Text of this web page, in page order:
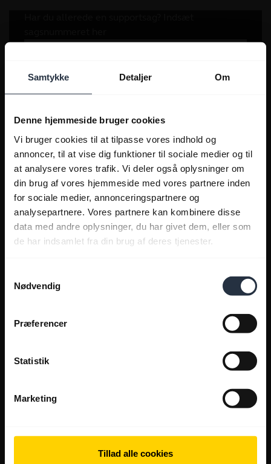
Samtykke Detaljer Om
Denne hjemmeside bruger cookies
Vi bruger cookies til at tilpasse vores indhold og
annoncer, til at vise dig funktioner til sociale medier og til
at analysere vores trafik. Vi deler også oplysninger om
din brug af vores hjemmeside med vores partnere inden
for sociale medier, annonceringspartnere og
analysepartnere. Vores partnere kan kombinere disse
data med andre oplysninger, du har givet dem, eller som
de har indsamlet fra din brug af deres tjenester.
Nødvendig
Præferencer
Statistik
Marketing
Tillad alle cookies